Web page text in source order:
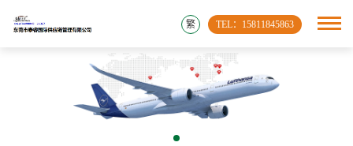
TEL：15811845863
繁